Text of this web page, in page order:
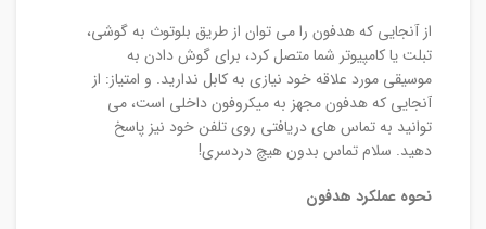
از آنجایی که هدفون را می توان از طریق بلوتوث به گوشی،
تبلت یا کامپیوتر شما متصل کرد، برای گوش دادن به
موسیقی مورد علاقه خود نیازی به کابل ندارید. و امتیاز: از
آنجایی که هدفون مجهز به میکروفون داخلی است، می
توانید به تماس های دریافتی روی تلفن خود نیز پاسخ
دهید. سلام تماس بدون هیچ دردسری!
نحوه عملکرد هدفون